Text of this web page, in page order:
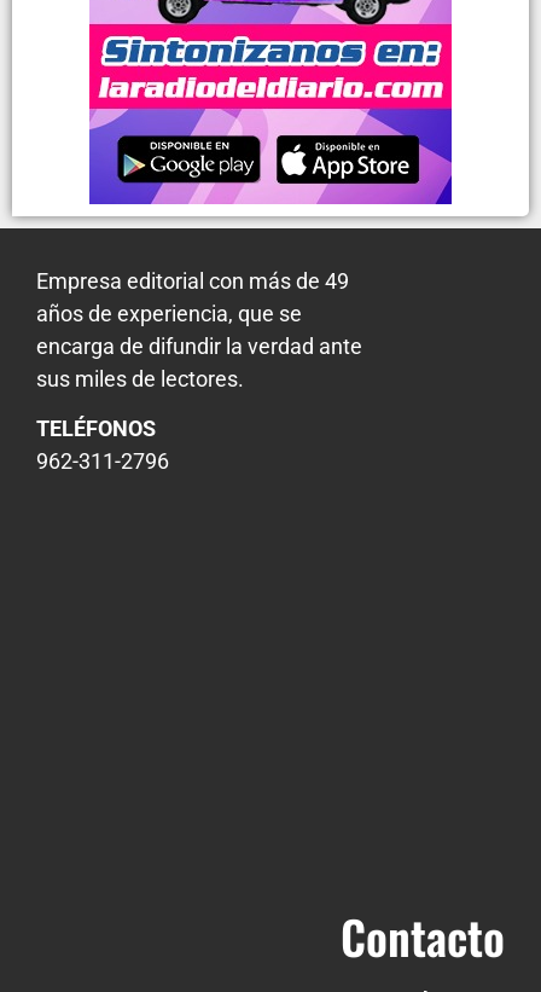
Empresa editorial con más de 49
años de experiencia, que se
encarga de difundir la verdad ante
sus miles de lectores.
TELÉFONOS
962-311-2796
Contacto